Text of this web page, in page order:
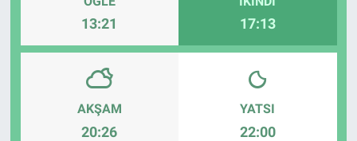
13:21 17:13
AKŞAM
20:26
YATSI
22:00